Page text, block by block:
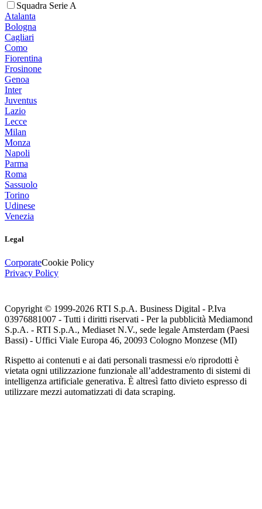
Squadra Serie A
Atalanta
Bologna
Cagliari
Como
Fiorentina
Frosinone
Genoa
Inter
Juventus
Lazio
Lecce
Milan
Monza
Napoli
Parma
Roma
Sassuolo
Torino
Udinese
Venezia
Legal
CorporateCookie Policy
Privacy Policy
Copyright © 1999-2026 RTI S.p.A. Business Digital - P.Iva
03976881007 - Tutti i diritti riservati - Per la pubblicità Mediamond
S.p.A. - RTI S.p.A., Mediaset N.V., sede legale Amsterdam (Paesi
Bassi) - Uffici Viale Europa 46, 20093 Cologno Monzese (MI)
Rispetto ai contenuti e ai dati personali trasmessi e/o riprodotti è
vietata ogni utilizzazione funzionale all’addestramento di sistemi di
intelligenza artificiale generativa. È altresì fatto divieto espresso di
utilizzare mezzi automatizzati di data scraping.